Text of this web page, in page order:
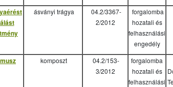
ásványi trágya
04.2/3367-
2/2012
forgalomba
hozatali és
felhasználási
engedély
komposzt
04.2/153-
3/2012
forgalomba
hozatali és
felhasználási